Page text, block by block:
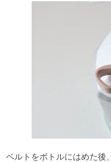
ベルトをボトルにはめた後